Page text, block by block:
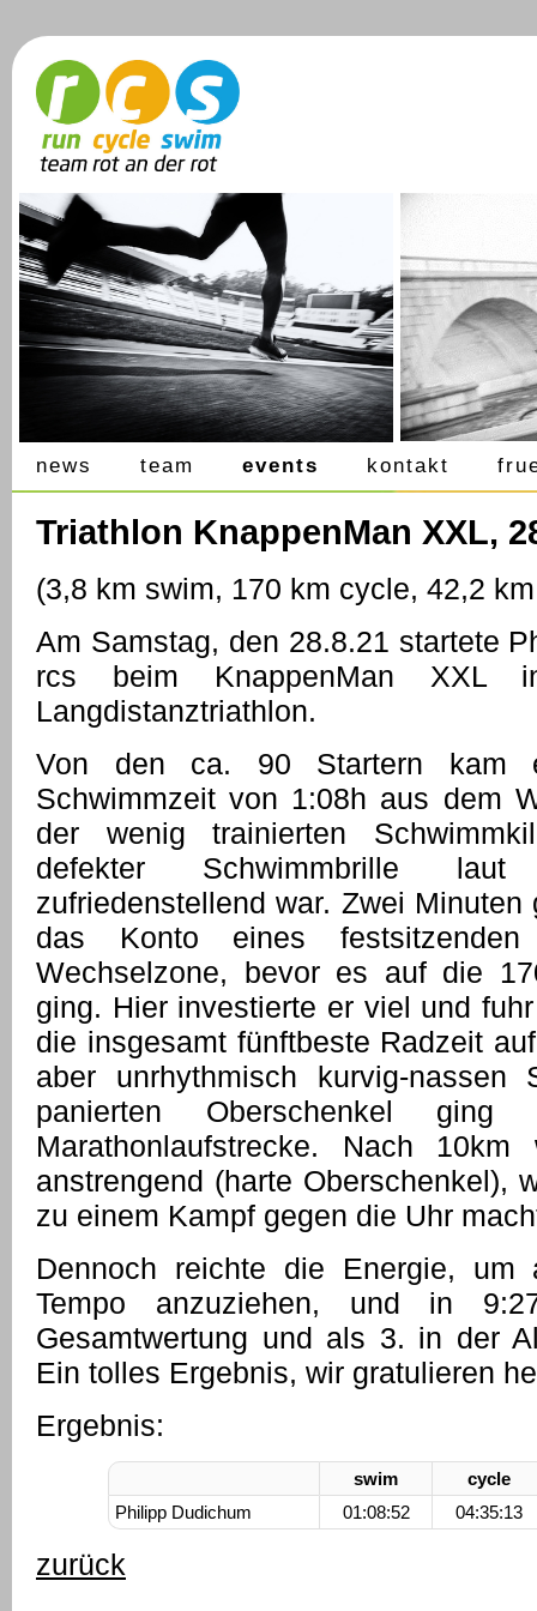
news team events kontakt
Triathlon KnappenMan XXL,
(3,8 km swim, 170 km cycle, 42,2
Am Samstag, den 28.8.21 startete
rcs beim KnappenMan XXL
Langdistanztriathlon.
Von den ca. 90 Startern
Schwimmzeit von 1:08h aus dem
der wenig trainierten
defekter Schwimmbrille
zufriedenstellend war. Zwei
das Konto eines
Wechselzone, bevor es auf die
ging. Hier investierte er viel und
die insgesamt fünftbeste Radzeit
aber unrhythmisch kurvig-nassen
panierten Oberschenkel
Marathonlaufstrecke. Nach
anstrengend (harte Oberschenkel),
zu einem Kampf gegen die Uhr
Dennoch reichte die Energie,
Tempo anzuziehen, und in
Gesamtwertung und als 3. in der
Ein tolles Ergebnis, wir gratulieren
Ergebnis:
swim
cycle
Philipp Dudichum
01:08:52 04:35:13
zurück